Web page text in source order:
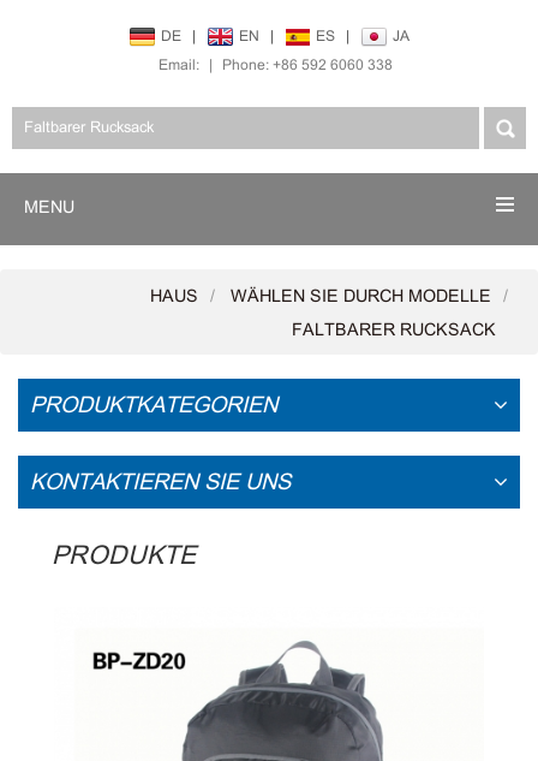
DE | EN | ES |
JA
Email: | Phone: +86 592 6060 338
MENU
HAUS
WÄHLEN SIE DURCH MODELLE
FALTBARER RUCKSACK
PRODUKTKATEGORIEN
KONTAKTIEREN SIE UNS
PRODUKTE